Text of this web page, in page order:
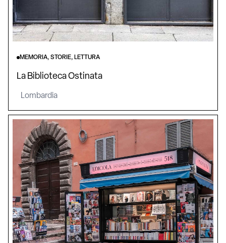
MEMORIA, STORIE, LETTURA
La Biblioteca Ostinata
Lombardia